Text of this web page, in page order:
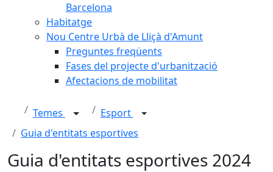
Barcelona
Habitatge
Nou Centre Urbà de Lliçà d'Amunt
Preguntes freqüents
Fases del projecte d'urbanització
Afectacions de mobilitat
Temes
Esport
Guia d'entitats esportives
Guia d'entitats esportives 2024